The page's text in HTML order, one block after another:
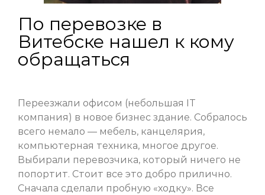
По перевозке в
Витебске нашел к кому
обращаться
Переезжали офисом (небольшая IT
компания) в новое бизнес здание. Собралось
всего немало — мебель, канцелярия,
компьютерная техника, многое другое.
Выбирали перевозчика, который ничего не
попортит. Стоит все это добро прилично.
Сначала сделали пробную «ходку». Все